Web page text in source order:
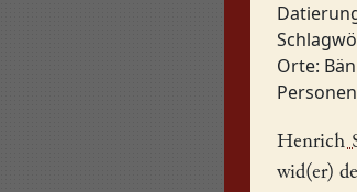
Orte:
Henrich
wid(er)